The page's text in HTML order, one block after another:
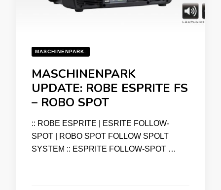
MASCHINENPARK.
MASCHINENPARK
UPDATE: ROBE ESPRITE FS
– ROBO SPOT
:: ROBE ESPRITE | ESRITE FOLLOW-
SPOT | ROBO SPOT FOLLOW SPOLT
SYSTEM :: ESPRITE FOLLOW-SPOT …